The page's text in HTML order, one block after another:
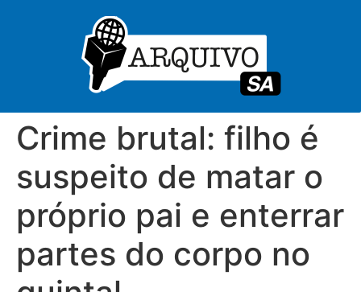
Crime brutal: filho é
suspeito de matar o
próprio pai e enterrar
partes do corpo no